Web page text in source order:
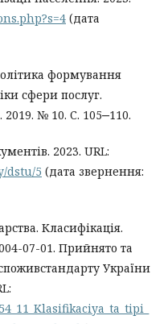
(дата
формування
сфери послуг.
2019. № 10. С. 105‒110.
2023. URL:
dstu/5 (дата звернення:
Класифікація.
07-01. Прийнято та
України